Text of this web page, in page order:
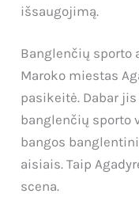
išsaugojimą.
Banglenčių sporto
Maroko miestas
pasikeitė. Dabar
banglenčių sporto
bangos
aisiais. Taip
scena.